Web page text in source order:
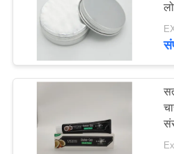
दांत सफेद
पाउडर